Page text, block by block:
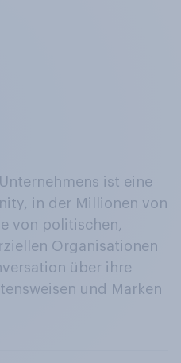
ist eine
in der Millionen von
von politischen,
Organisationen
über ihre
und Marken